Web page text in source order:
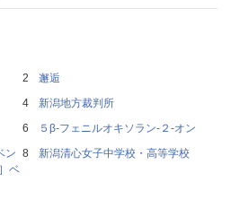
邂逅
新潟地方裁判所
５β‐フェニルオキソラン‐２‐オン
ン
ベ
新潟清心女子中学校・高等学校